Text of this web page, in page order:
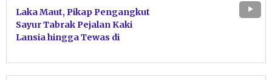
Laka Maut, Pikap Pengangkut
Sayur Tabrak Pejalan Kaki
Lansia hingga Tewas di